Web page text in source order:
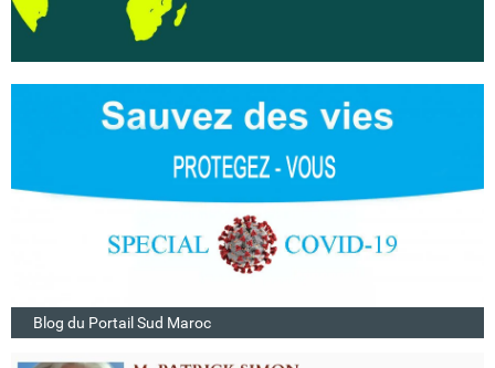
Blog du Portail Sud Maroc